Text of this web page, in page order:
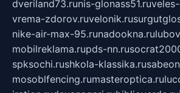
dveriland73.runis-glonass51.ru
vrema-zdorov.ruvelonik.ru
nike-air-max-95.runadookna.ru
mobilreklama.rupds-nn.ru
spksochi.rushkola-klassika.ru
mosoblfencing.rumasteroptica.ru